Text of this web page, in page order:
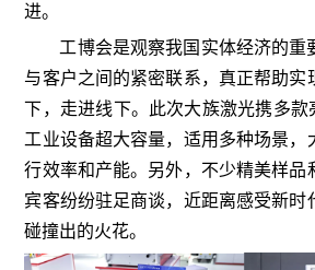
进。
工博会是观察我国实体经济的重
与客户之间的紧密联系，真正帮助实
下，走进线下。此次大族激光携多款
工业设备超大容量，适用多种场景，
行效率和产能。另外，不少精美样品
宾客纷纷驻足商谈，近距离感受新时
碰撞出的火花。